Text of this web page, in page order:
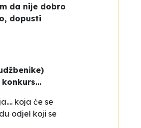
da nije dobro
dopusti
koja će se
odjel koji se